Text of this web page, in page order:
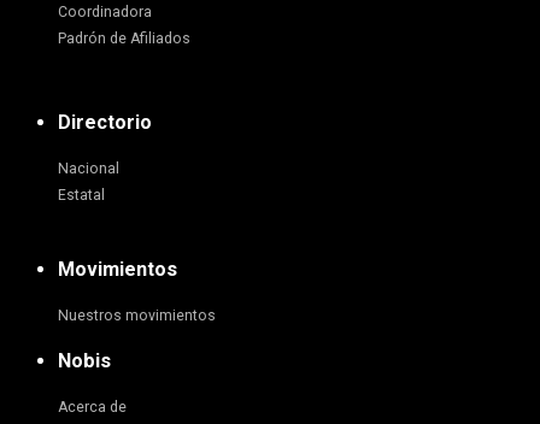
Coordinadora
Padrón de Afiliados
Directorio
Nacional
Estatal
Movimientos
Nuestros movimientos
Nobis
Acerca de